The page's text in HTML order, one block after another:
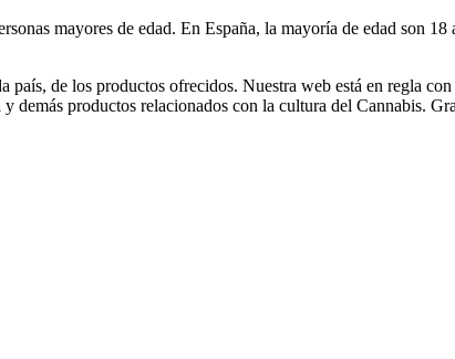
mayores de edad. En España, la mayoría de edad son
de los productos ofrecidos. Nuestra web está en regla con
demás productos relacionados con la cultura del Cannabis.